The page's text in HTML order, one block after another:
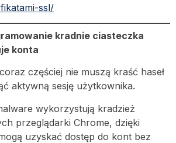
ssl/
kradnie ciasteczka
konta
częściej nie muszą kraść haseł
aktywną sesję użytkownika.
wykorzystują kradzież
przeglądarki Chrome, dzięki
uzyskać dostęp do kont bez